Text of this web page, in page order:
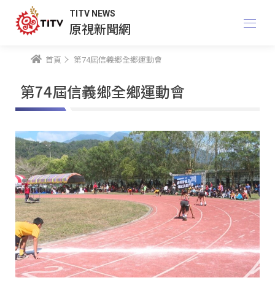
TITV NEWS
原視新聞網
首頁 第74屆信義鄉全鄉運動會
第74屆信義鄉全鄉運動會